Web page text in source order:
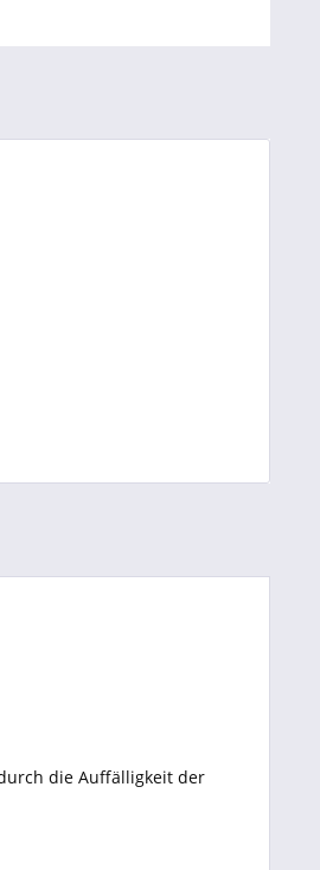
die Auffälligkeit der